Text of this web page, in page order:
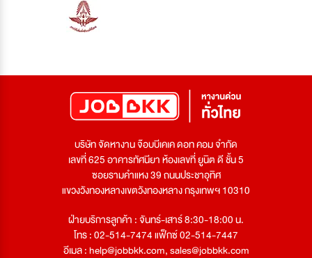
บริษัท จัดหางาน จ๊อบบีเคเค ดอท คอม จำกัด
เลขที่ 625 อาคารทัศนียา ห้องเลขที่ ยูนิต ดี ชั้น 5
ซอยรามคำแหง 39 ถนนประชาอุทิศ
แขวงวังทองหลางเขตวังทองหลาง กรุงเทพฯ 10310
ฝ่ายบริการลูกค้า : จันทร์-เสาร์ 8:30-18:00 น.
โทร : 02-514-7474 แฟ็กซ์ 02-514-7447
อีเมล :help@jobbkk.com,sales@jobbkk.com